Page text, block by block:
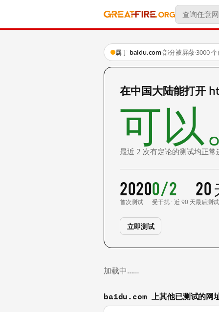
属于 baidu.com·部分被屏蔽·3000
在中国大陆能打开
可以
最近 2 次有定论的测试均正常
2020
首次测试
0/2
受干扰 · 近 90 天
20
最后测试
立即测试
加载中……
baidu.com 上其他已测试的网